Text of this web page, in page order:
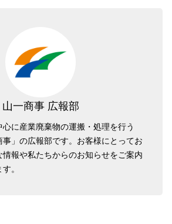
山一商事 広報部
に産業廃棄物の運搬・処理を行う
事」の広報部です。お客様にとってお
報や私たちからのお知らせをご案内
。